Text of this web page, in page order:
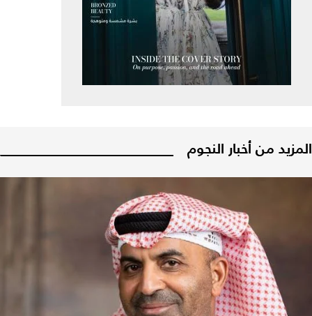
المزيد من أخبار النجوم